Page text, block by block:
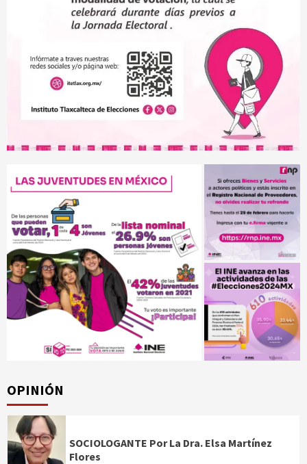
OPINIÓN
SOCIOLOGANTE Por La Dra. Elsa Martínez
Flores